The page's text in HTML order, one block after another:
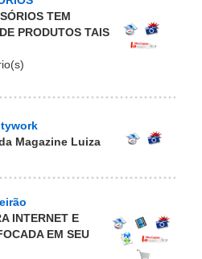
TEM
PRODUTOS TAIS
Magazine Luiza
INTERNET E
EM SEU